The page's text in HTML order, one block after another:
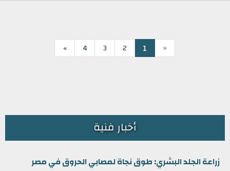
«
1
2
3
4
»
أخبار فنية
زراعة الجلد البشري: طوق نجاة لمصابي الحروق في مصر